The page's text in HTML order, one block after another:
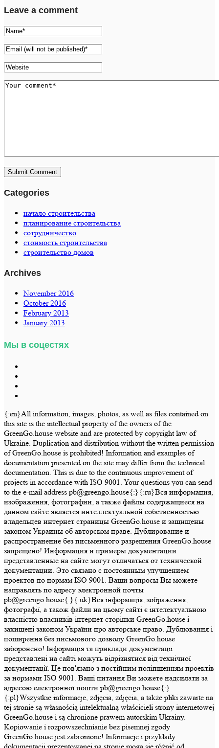
Leave a comment
Categories
начало строительства
планирование строительства
сотрудничество
стоимость строительства
строительство домов
Archives
November 2016
October 2016
February 2013
January 2013
Мы в соцестях
{:en}All information, images, photos, as well as files contained on
this site is the intellectual property of the owners of the
GreenGo.house website and are protected by copyright law of
Ukraine. Duplication and distribution without the written permission
of GreenGo.house is prohibited! Information and examples of
documentation presented on the site may differ from the technical
documentation. This is due to the continuous improvement of
projects in accordance with ISO 9001. Your questions you can send
to the e-mail address pb@greengo.house{:}{:ru}Вся информация,
изображения, фотографии, а также файлы содержащиеся на
данном сайте является интеллектуальной собственностью
владельцев интернет страницы GreenGo.house и защищены
законом Украины об авторском праве. Дублирование и
распространение без письменного разрешения GreenGo.house
запрещено! Информация и примеры документации
представленные на сайте могут отличаться от технической
документации. Это связано с постоянным улучшением
проектов по нормам ISO 9001. Ваши вопросы Вы можете
направлять по адресу электронной почты
pb@greengo.house{:}{:uk}Вся інформація, зображення,
фотографії, а також файли на цьому сайті є інтелектуальною
власністю власників інтернет сторінки GreenGo.house і
захищені законом України про авторське право. Дублювання і
поширення без письмового дозволу GreenGo.house
заборонено! Інформація та приклади документації
представлені на сайті можуть відрізнятися від технічної
документації. Це пов'язано з постійним поліпшенням проектів
за нормами ISO 9001. Ваші питання Ви можете надсилати за
адресою електронної пошти pb@greengo.house{:}
{:pl}Wszystkie informacje, zdjęcia, zdjęcia, a także pliki zawarte na
tej stronie są własnością intelektualną właścicieli strony internetowej
GreenGo.house i są chronione prawem autorskim Ukrainy.
Kopiowanie i rozpowszechnianie bez pisemnej zgody
GreenGo.house jest zabronione! Informacje i przykłady
dokumentacji prezentowanej na stronie mogą się różnić od